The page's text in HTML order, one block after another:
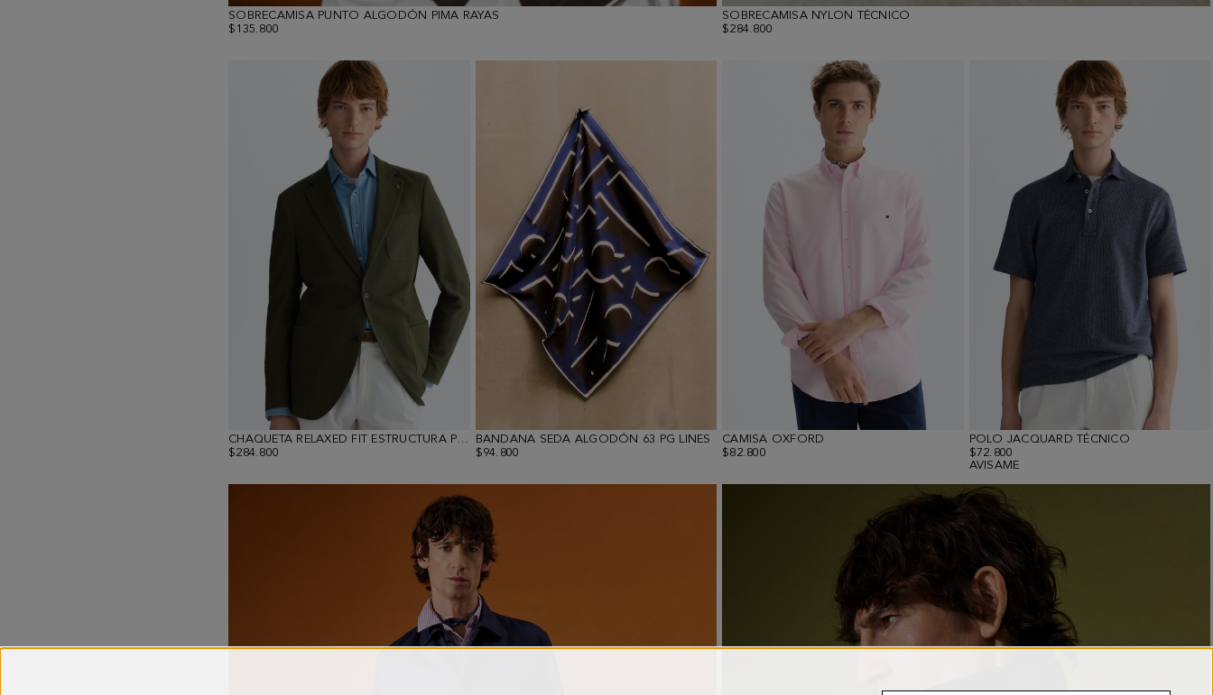
SOBRECAMISA PUNTO ALGODÓN PIMA RAYAS
$135.800
SOBRECAMISA NYLON TÉCNICO
$284.800
CHAQUETA RELAXED FIT ESTRUCTURA PUNTO ALGODÓN
$284.800
BANDANA SEDA ALGODÓN 63 PG LINES
$94.800
CAMISA OXFORD
$82.800
POLO JACQUARD TÉCNICO
$72.800
AVISAME